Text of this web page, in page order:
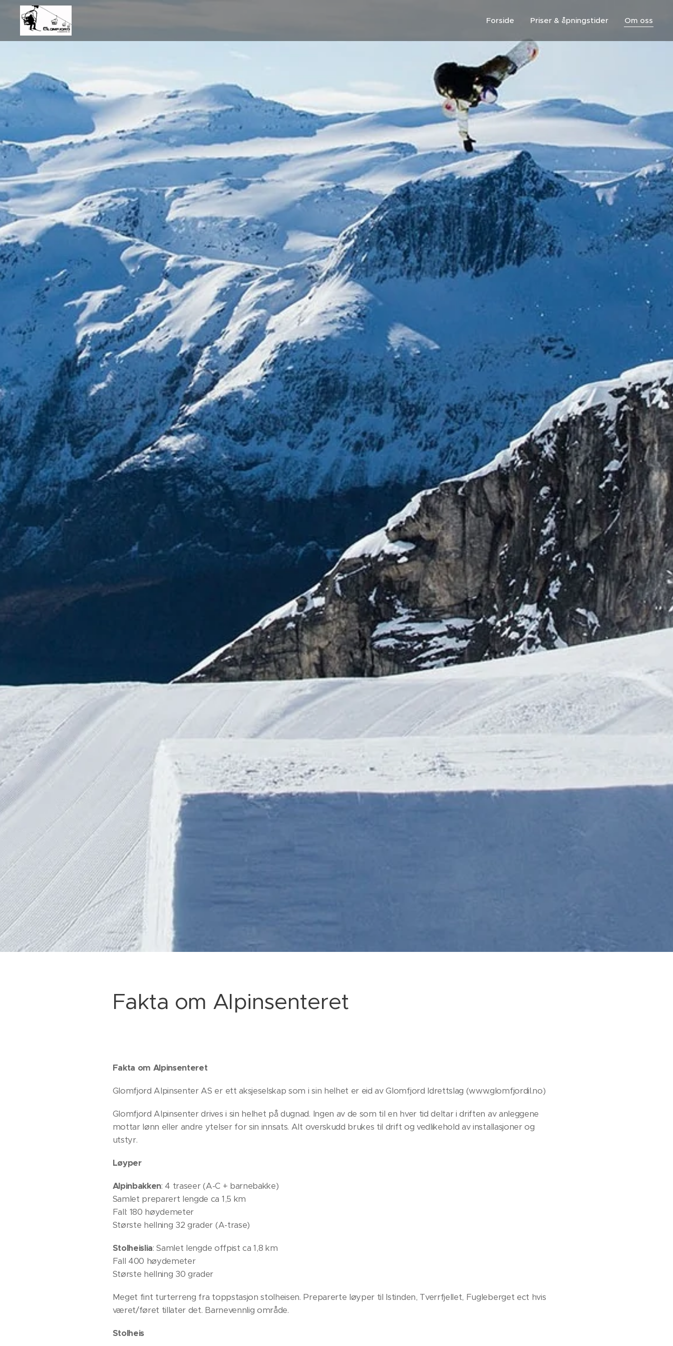
Forside Priser & åpningstider Om oss
Fakta om Alpinsenteret
Fakta om Alpinsenteret
Glomfjord Alpinsenter AS er ett aksjeselskap som i sin helhet er eid av Glomfjord Idrettslag (www.glomfjordil.no)
Glomfjord Alpinsenter drives i sin helhet på dugnad. Ingen av de som til en hver tid deltar i driften av anleggene
mottar lønn eller andre ytelser for sin innsats. Alt overskudd brukes til drift og vedlikehold av installasjoner og
utstyr.
Løyper
Alpinbakken: 4 traseer (A-C + barnebakke)
Samlet preparert lengde ca 1,5 km
Fall: 180 høydemeter
Største hellning 32 grader (A-trase)
Stolheislia: Samlet lengde offpist ca 1,8 km
Fall 400 høydemeter
Største hellning 30 grader
Meget fint turterreng fra toppstasjon stolheisen. Preparerte løyper til Istinden, Tverrfjellet, Fugleberget ect hvis
været/føret tillater det. Barnevennlig område.
Stolheis